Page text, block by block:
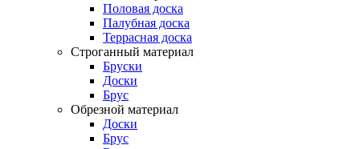
Половая доска
Палубная доска
Террасная доска
Строганный материал
Бруски
Доски
Брус
Обрезной материал
Доски
Брус